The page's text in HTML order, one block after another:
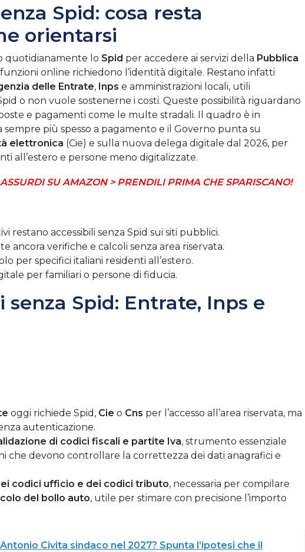
Spid: cosa resta
orientarsi
quotidianamente lo Spid per accedere ai servizi della Pubblica
online richiedono l’identità digitale. Restano infatti
delle Entrate, Inps e amministrazioni locali, utili
o non vuole sostenerne i costi. Queste possibilità riguardano
e pagamenti come le multe stradali. Il quadro è in
più spesso a pagamento e il Governo punta su
elettronica (Cie) e sulla nuova delega digitale dal 2026, per
all’estero e persone meno digitalizzate.
SU AMAZON > PRENDILI PRIMA CHE SPARISCANO!
restano accessibili senza Spid sui siti pubblici.
ancora verifiche e calcoli senza area riservata.
per specifici italiani residenti all’estero.
per familiari o persone di fiducia.
senza Spid: Entrate, Inps e
oggi richiede Spid, Cie o Cns per l’accesso all’area riservata, ma
autenticazione.
di codici fiscali e partite Iva, strumento essenziale
che devono controllare la correttezza dei dati anagrafici e
codici ufficio e dei codici tributo, necessaria per compilare
del bollo auto, utile per stimare con precisione l’importo
Civita sindaco nel 2027? Spunta l’ipotesi che il